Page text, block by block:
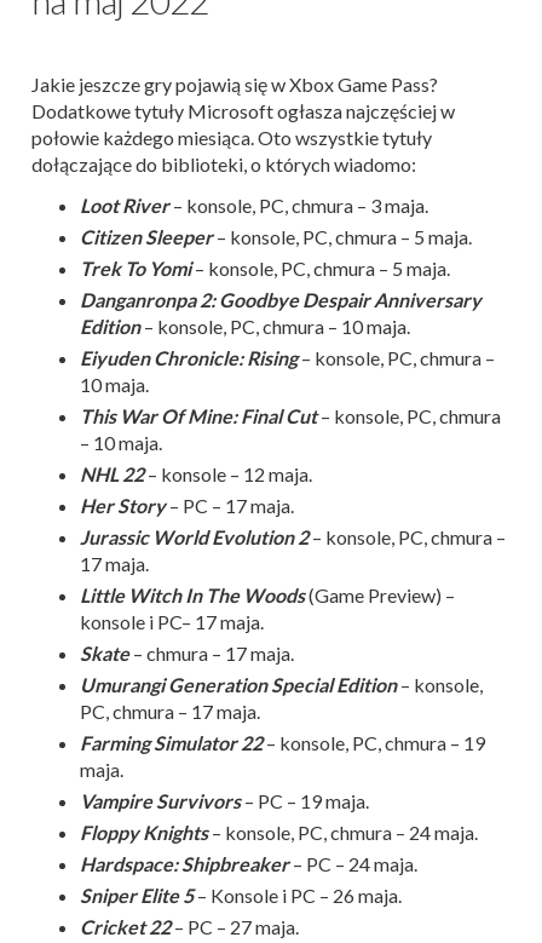
Jakie jeszcze gry pojawią się w Xbox Game Pass?
Dodatkowe tytuły Microsoft ogłasza najczęściej w
połowie każdego miesiąca. Oto wszystkie tytuły
dołączające do biblioteki, o których wiadomo:
Loot River– konsole, PC, chmura – 3 maja.
Citizen Sleeper– konsole, PC, chmura – 5 maja.
Trek To Yomi– konsole, PC, chmura – 5 maja.
Danganronpa 2: Goodbye Despair Anniversary
Edition– konsole, PC, chmura – 10 maja.
Eiyuden Chronicle: Rising– konsole, PC, chmura –
10 maja.
This War Of Mine: Final Cut– konsole, PC, chmura
– 10 maja.
NHL 22– konsole – 12 maja.
Her Story– PC – 17 maja.
Jurassic World Evolution 2– konsole, PC, chmura –
17 maja.
Little Witch In The Woods(Game Preview) –
konsole i PC– 17 maja.
Skate– chmura – 17 maja.
Umurangi Generation Special Edition– konsole,
PC, chmura – 17 maja.
Farming Simulator 22– konsole, PC, chmura – 19
maja.
Vampire Survivors– PC – 19 maja.
Floppy Knights– konsole, PC, chmura – 24 maja.
Hardspace: Shipbreaker– PC – 24 maja.
Sniper Elite 5– Konsole i PC – 26 maja.
Cricket 22– PC – 27 maja.